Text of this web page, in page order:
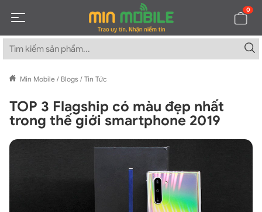
0
Min Mobile / Blogs / Tin Tức
TOP 3 Flagship có màu đẹp nhất
trong thế giới smartphone 2019